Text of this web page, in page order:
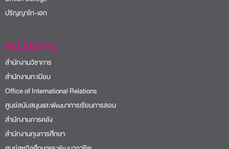
ปริญญาโท-เอก
หน่วยงาน
สำนักงานวิชาการ
สำนักงานทะเบียน
Office of International Relations
ศูนย์สนับสนุนและพัฒนาการเรียนการสอน
สำนักงานการคลัง
สำนักงานทุนการศึกษา